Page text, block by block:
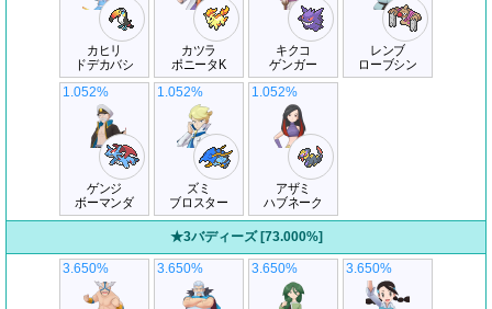
カヒリ
ドデカバシ
カツラ
ポニータK
キクコ
ゲンガー
レンブ
ローブシン
ゲンジ
ボーマンダ
1.052%
ズミ
ブロスター
1.052%
アザミ
ハブネーク
1.052%
★3バディーズ [73.000%]
3.650% 3.650% 3.650% 3.650%